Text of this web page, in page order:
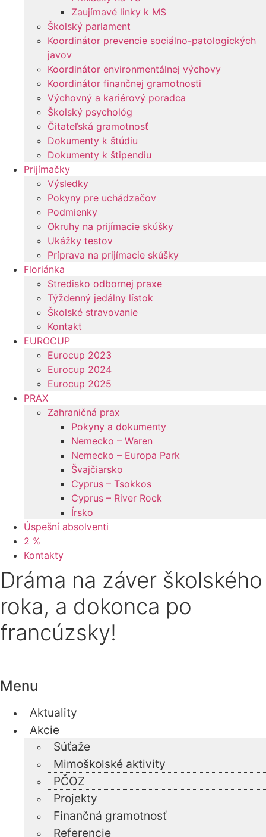
Zaujímavé linky k MS
Školský parlament
Koordinátor prevencie sociálno-patologických
javov
Koordinátor environmentálnej výchovy
Koordinátor finančnej gramotnosti
Výchovný a kariérový poradca
Školský psychológ
Čitateľská gramotnosť
Dokumenty k štúdiu
Dokumenty k štipendiu
Prijímačky
Výsledky
Pokyny pre uchádzačov
Podmienky
Okruhy na prijímacie skúšky
Ukážky testov
Príprava na prijímacie skúšky
Floriánka
Stredisko odbornej praxe
Týždenný jedálny lístok
Školské stravovanie
Kontakt
EUROCUP
Eurocup 2023
Eurocup 2024
Eurocup 2025
PRAX
Zahraničná prax
Pokyny a dokumenty
Nemecko – Waren
Nemecko – Europa Park
Švajčiarsko
Cyprus – Tsokkos
Cyprus – River Rock
Írsko
Úspešní absolventi
2 %
Kontakty
Dráma na záver školského
roka, a dokonca po
francúzsky!
Menu
Aktuality
Akcie
Súťaže
Mimoškolské aktivity
PČOZ
Projekty
Finančná gramotnosť
Referencie